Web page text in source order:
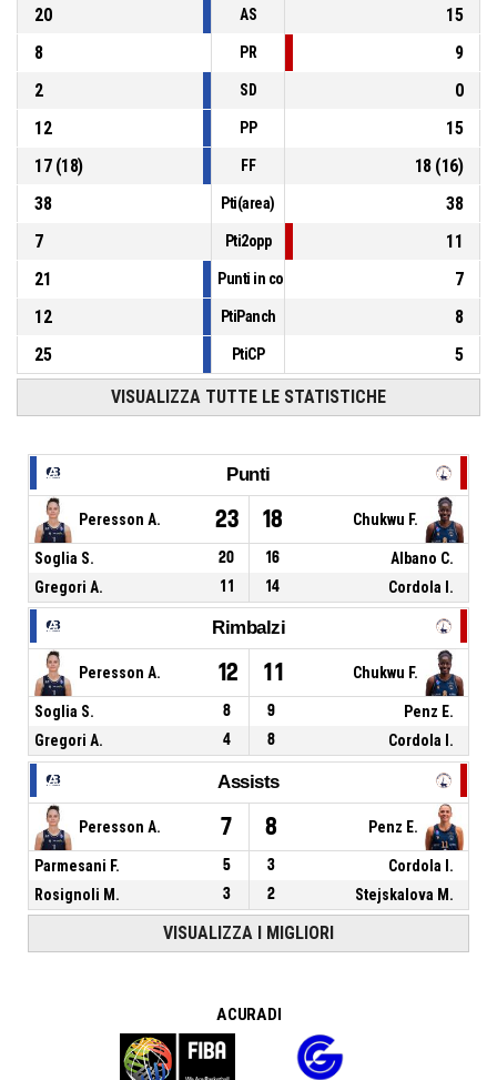
20
AS
15
8
PR
9
2
SD
0
12
PP
15
17(18) FF 18(16)
38
Pti(area)
38
7
Pti2opp
11
21
Punti in contropiede
7
12
PtiPanch
8
25
PtiCP 5
VISUALIZZA TUTTE LE STATISTICHE
Punti
Peresson A. 23 18 Chukwu F.
Soglia S. 20 16
Albano C.
Gregori A.
11 14 Cordola I.
Rimbalzi
Peresson A. 12 11 Chukwu F.
Soglia S. 8 9
Penz E.
Gregori A.
4 8 Cordola I.
Assists
Peresson A. 7 8 Penz E.
Parmesani F. 5 3
Cordola I.
Rosignoli M.
3 2 Stejskalova M.
VISUALIZZA I MIGLIORI
A CURA DI